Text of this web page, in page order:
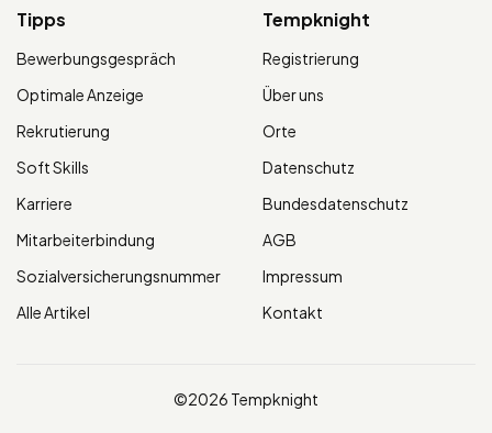
Tipps
Bewerbungsgespräch
Optimale Anzeige
Rekrutierung
Soft Skills
Karriere
Mitarbeiterbindung
Sozialversicherungsnummer
Alle Artikel
Tempknight
Registrierung
Über uns
Orte
Datenschutz
Bundesdatenschutz
AGB
Impressum
Kontakt
©2026 Tempknight